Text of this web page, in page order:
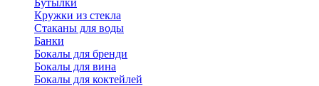
Кружки из стекла
Стаканы для воды
Банки
Бокалы для бренди
Бокалы для вина
Бокалы для коктейлей